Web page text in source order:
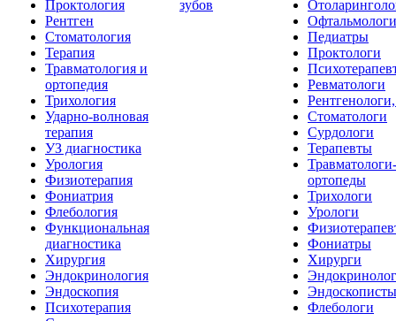
Проктология
Рентген
Стоматология
Терапия
Травматология и
ортопедия
Трихология
Ударно-волновая
терапия
УЗ диагностика
Урология
Физиотерапия
Фониатрия
Флебология
Функциональная
диагностика
Хирургия
Эндокринология
Эндоскопия
Психотерапия
зубов
Офтальмологи
Педиатры
Проктологи
Ревматологи
Стоматологи
Сурдологи
Терапевты
Травматологи-
ортопеды
Трихологи
Урологи
Фониатры
Хирурги
Эндоскописты
Флебологи